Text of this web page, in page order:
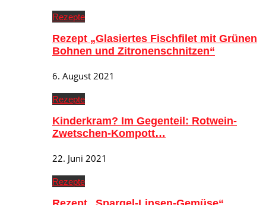
Rezepte
Rezept „Glasiertes Fischfilet mit Grünen
Bohnen und Zitronenschnitzen“
6. August 2021
Rezepte
Kinderkram? Im Gegenteil: Rotwein-
Zwetschen-Kompott…
22. Juni 2021
Rezepte